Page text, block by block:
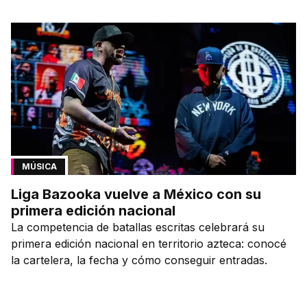
MÚSICA
Liga Bazooka vuelve a México con su
primera edición nacional
La competencia de batallas escritas celebrará su
primera edición nacional en territorio azteca: conocé
la cartelera, la fecha y cómo conseguir entradas.